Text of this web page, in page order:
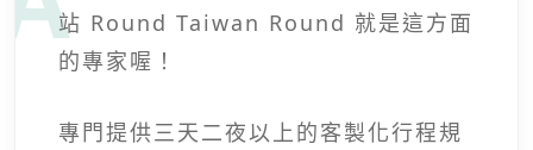
站 Round Taiwan Round 就是這方面
的專家喔！
專門提供三天二夜以上的客製化行程規